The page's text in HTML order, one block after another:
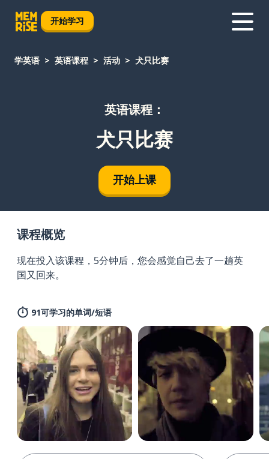
开始学习
学英语 英语课程 活动 犬只比赛
英语课程：
犬只比赛
开始上课
课程概览
现在投入该课程，5分钟后，您会感觉自己去了一趟英
国又回来。
91可学习的单词/短语